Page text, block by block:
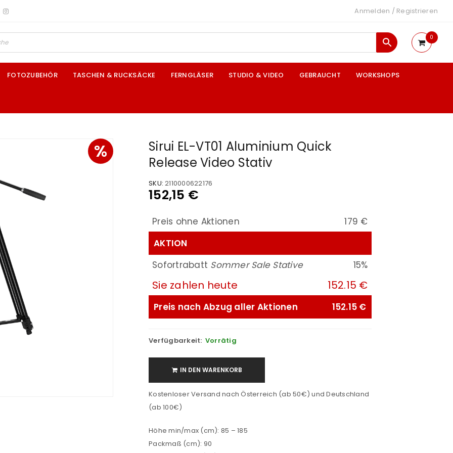
Anmelden / Registrieren
0
FOTOZUBEHÖR TASCHEN & RUCKSÄCKE FERNGLÄSER STUDIO & VIDEO GEBRAUCHT WORKSHOPS
%
Sirui EL-VT01 Aluminium Quick
Release Video Stativ
SKU: 2110000622176
152,15 €
Preis ohne Aktionen
179 €
AKTION
Sofortrabatt Sommer Sale Stative 15%
Sie zahlen heute 152.15 €
Preis nach Abzug aller Aktionen 152.15 €
Verfügbarkeit: Vorrätig
IN DEN WARENKORB
Kostenloser Versand nach Österreich (ab 50€) und Deutschland
(ab 100€)
Höhe min/max (cm): 85 – 185
Packmaß (cm): 90